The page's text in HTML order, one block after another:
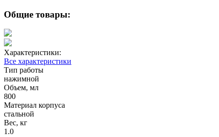
Общие товары:
Характеристики:
Все характеристики
Тип работы
нажимной
Объем, мл
800
Материал корпуса
стальной
Вес, кг
1.0